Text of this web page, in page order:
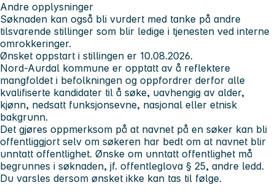
Andre opplysninger
Søknaden kan også bli vurdert med tanke på andre
tilsvarende stillinger som blir ledige i tjenesten ved interne
omrokkeringer.
Ønsket oppstart i stillingen er 10.08.2026.
Nord-Aurdal kommune er opptatt av å reflektere
mangfoldet i befolkningen og oppfordrer derfor alle
kvalifiserte kandidater til å søke, uavhengig av alder,
kjønn, nedsatt funksjonsevne, nasjonal eller etnisk
bakgrunn.
Det gjøres oppmerksom på at navnet på en søker kan bli
offentliggjort selv om søkeren har bedt om at navnet blir
unntatt offentlighet. Ønske om unntatt offentlighet må
begrunnes i søknaden, jf. offentleglova § 25, andre ledd.
Du varsles dersom ønsket ikke kan tas til følge.